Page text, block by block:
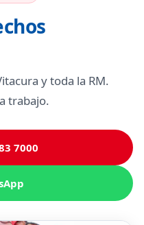
y toda la RM.
trabajo.
7000